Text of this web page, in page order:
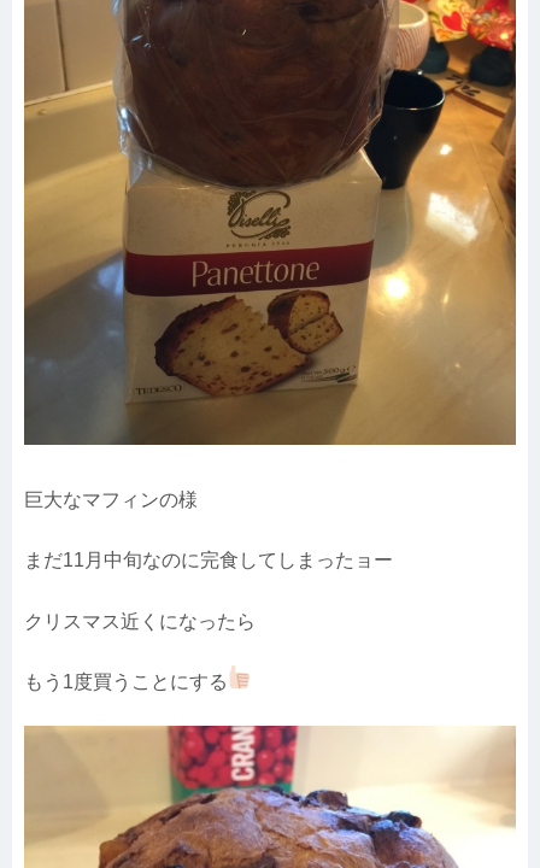
巨大なマフィンの様
まだ11月中旬なのに完食してしまったョー
クリスマス近くになったら
もう1度買うことにする